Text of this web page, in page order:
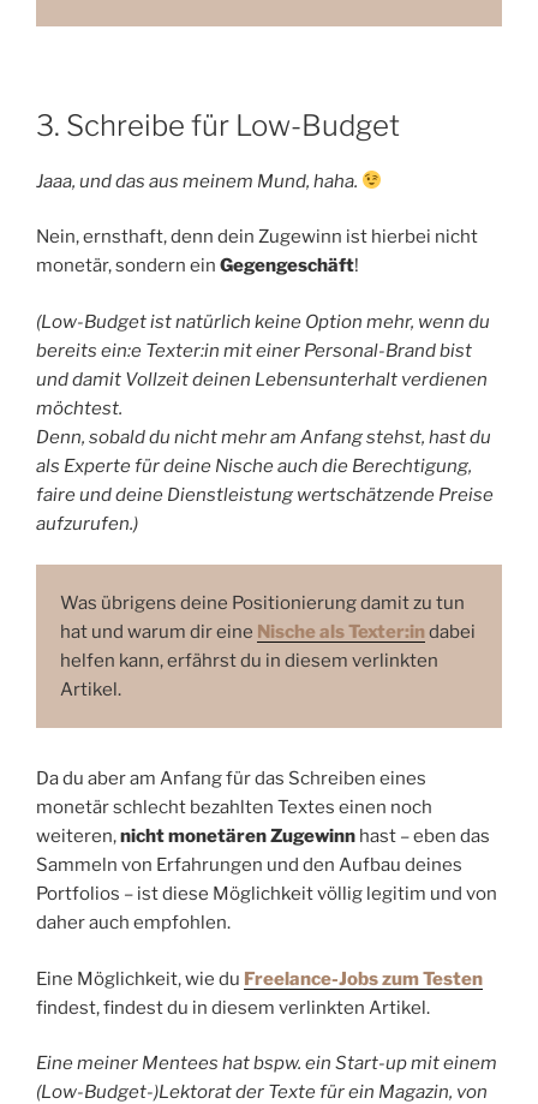
3. Schreibe für Low-Budget
Jaaa, und das aus meinem Mund, haha.
Nein, ernsthaft, denn dein Zugewinn ist hierbei nicht
monetär, sondern ein Gegengeschäft!
(Low-Budget ist natürlich keine Option mehr, wenn du
bereits ein:e Texter:in mit einer Personal-Brand bist
und damit Vollzeit deinen Lebensunterhalt verdienen
möchtest.
Denn, sobald du nicht mehr am Anfang stehst, hast du
als Experte für deine Nische auch die Berechtigung,
faire und deine Dienstleistung wertschätzende Preise
aufzurufen.)
Was übrigens deine Positionierung damit zu tun
hat und warum dir eine Nische als Texter:indabei
helfen kann, erfährst du in diesem verlinkten
Artikel.
Da du aber am Anfang für das Schreiben eines
monetär schlecht bezahlten Textes einen noch
weiteren,nicht monetären Zugewinn hast – eben das
Sammeln von Erfahrungen und den Aufbau deines
Portfolios – ist diese Möglichkeit völlig legitim und von
daher auch empfohlen.
Eine Möglichkeit, wie du Freelance-Jobs zum Testen
findest, findest du in diesem verlinkten Artikel.
Eine meiner Mentees hat bspw. ein Start-up mit einem
(Low-Budget-)Lektorat der Texte für ein Magazin, von